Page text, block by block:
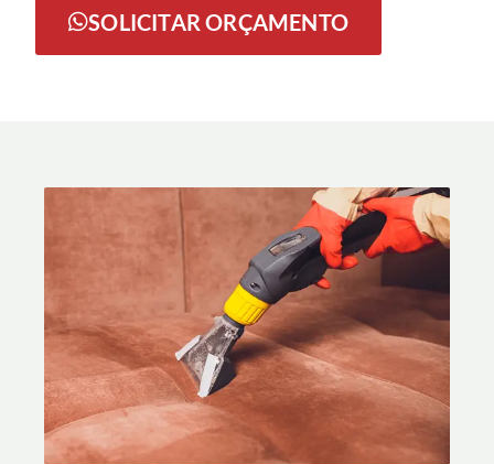
SOLICITAR ORÇAMENTO